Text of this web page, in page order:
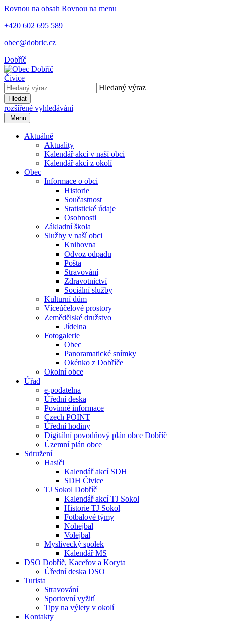
Rovnou na obsah Rovnou na menu
+420 602 695 589
obec@dobric.cz
Dobříč
Čivice
Hledaný výraz
Hledat
rozšířené vyhledávání
Menu
Aktuálně
Aktuality
Kalendář akcí v naší obci
Kalendář akcí z okolí
Obec
Informace o obci
Historie
Součastnost
Statistické údaje
Osobnosti
Základní škola
Služby v naší obci
Knihovna
Odvoz odpadu
Pošta
Stravování
Zdravotnictví
Sociální služby
Kulturní dům
Víceúčelové prostory
Zemědělské družstvo
Jídelna
Fotogalerie
Obec
Panoramatické snímky
Okénko z Dobříče
Okolní obce
Úřad
e-podatelna
Úřední deska
Povinné informace
Czech POINT
Úřední hodiny
Digitální povodňový plán obce Dobříč
Územní plán obce
Sdružení
Hasiči
Kalendář akcí SDH
SDH Čivice
TJ Sokol Dobříč
Kalendář akcí TJ Sokol
Historie TJ Sokol
Fotbalové týmy
Nohejbal
Volejbal
Myslivecký spolek
Kalendář MS
DSO Dobříč, Kaceřov a Koryta
Úřední deska DSO
Turista
Stravování
Sportovní vyžití
Tipy na výlety v okolí
Kontakty